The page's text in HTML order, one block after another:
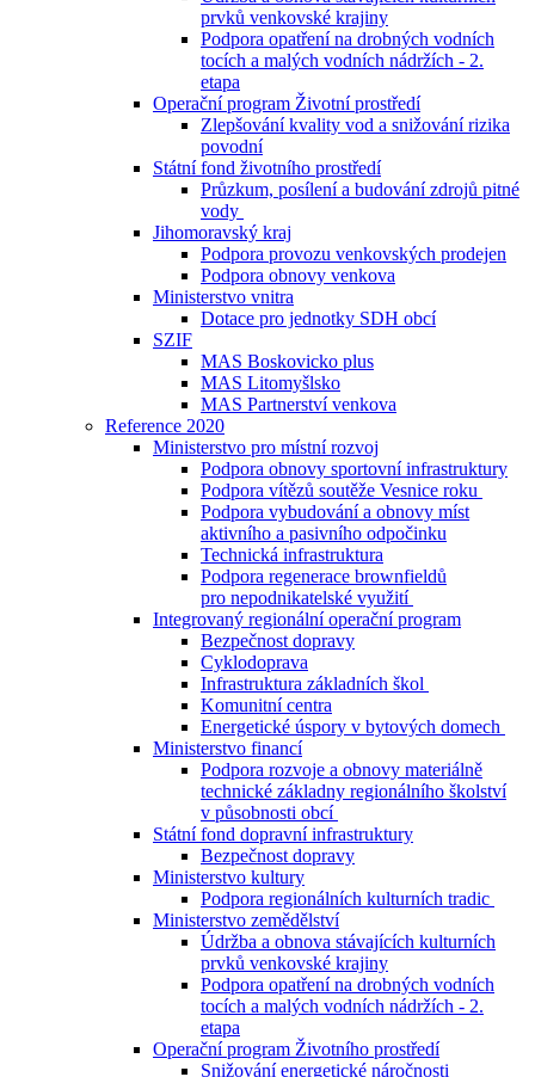
prvků venkovské krajiny
Podpora opatření na drobných vodních
tocích a malých vodních nádržích - 2.
etapa
Operační program Životní prostředí
Zlepšování kvality vod a snižování rizika
povodní
Státní fond životního prostředí
Průzkum, posílení a budování zdrojů pitné
vody
Jihomoravský kraj
Podpora provozu venkovských prodejen
Podpora obnovy venkova
Ministerstvo vnitra
Dotace pro jednotky SDH obcí
SZIF
MAS Boskovicko plus
MAS Litomyšlsko
MAS Partnerství venkova
Reference 2020
Ministerstvo pro místní rozvoj
Podpora obnovy sportovní infrastruktury
Podpora vítězů soutěže Vesnice roku
Podpora vybudování a obnovy míst
aktivního a pasivního odpočinku
Technická infrastruktura
Podpora regenerace brownfieldů
pro nepodnikatelské využití
Integrovaný regionální operační program
Bezpečnost dopravy
Cyklodoprava
Infrastruktura základních škol
Komunitní centra
Energetické úspory v bytových domech
Ministerstvo financí
Podpora rozvoje a obnovy materiálně
technické základny regionálního školství
v působnosti obcí
Státní fond dopravní infrastruktury
Bezpečnost dopravy
Ministerstvo kultury
Podpora regionálních kulturních tradic
Ministerstvo zemědělství
Údržba a obnova stávajících kulturních
prvků venkovské krajiny
Podpora opatření na drobných vodních
tocích a malých vodních nádržích - 2.
etapa
Operační program Životního prostředí
Snižování energetické náročnosti